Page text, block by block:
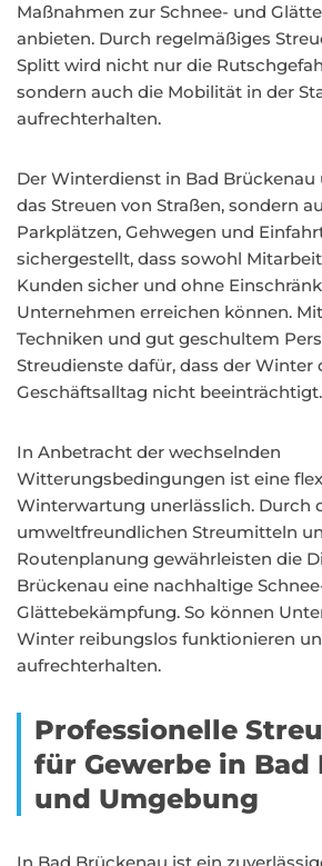
Maßnahmen zur Schnee- und
anbieten. Durch regelmäßiges
Splitt wird nicht nur die
sondern auch die Mobilität in der
aufrechterhalten.
Der Winterdienst in Bad
das Streuen von Straßen, sondern
Parkplätzen, Gehwegen und
sichergestellt, dass sowohl
Kunden sicher und ohne
Unternehmen erreichen können.
Techniken und gut geschultem
Streudienste dafür, dass der Winter
Geschäftsalltag nicht beeinträchtigt.
In Anbetracht der wechselnden
Witterungsbedingungen ist eine
Winterwartung unerlässlich. Durch
umweltfreundlichen Streumitteln
Routenplanung gewährleisten die
Brückenau eine nachhaltige
Glättebekämpfung. So können
Winter reibungslos funktionieren
aufrechterhalten.
Professionelle
für Gewerbe in Bad
und Umgebung